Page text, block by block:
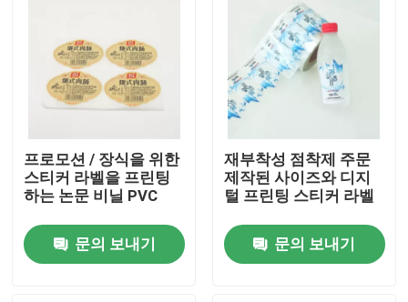
프로모션 / 장식을 위한
스티커 라벨을 프린팅
하는 논문 비닐 PVC
문의 보내기
재부착성 점착제 주문
제작된 사이즈와 디지
털 프린팅 스티커 라벨
문의 보내기